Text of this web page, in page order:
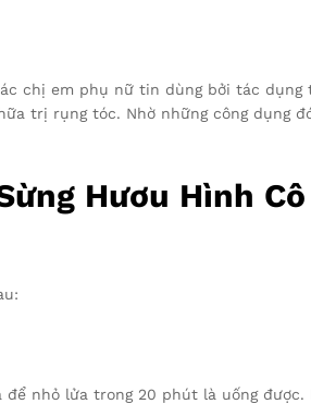
chị em phụ nữ tin dùng bởi tác
trị rụng tóc. Nhờ những công
Hươu Hình
nhỏ lửa trong 20 phút là uống